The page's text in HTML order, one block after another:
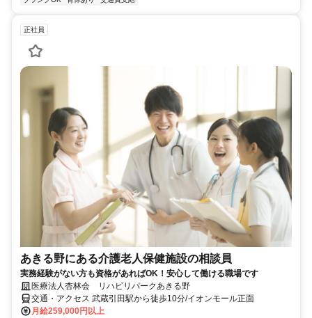
正社員
あきる野にある介護老人保健施設の相談員
実務経験がない方も資格があればOK！安心して働ける職場です
医療法人杏林会 リハビリパークあきる野
交通・アクセス 武蔵引田駅から徒歩10分/イオンモール正面
月給259,000円以上